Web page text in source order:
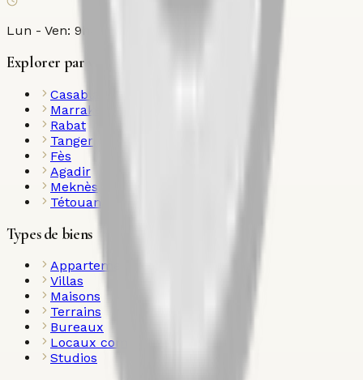
Lun - Ven: 9h00 - 18h00
Explorer par ville
Casablanca
Marrakech
Rabat
Tanger
Fès
Agadir
Meknès
Tétouan
Types de biens
Appartements
Villas
Maisons
Terrains
Bureaux
Locaux commerciaux
Studios